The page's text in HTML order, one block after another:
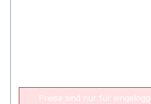
Preise sind nur für